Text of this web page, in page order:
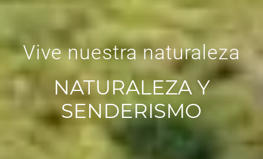
Vive nuestra naturaleza
NATURALEZA Y
SENDERISMO